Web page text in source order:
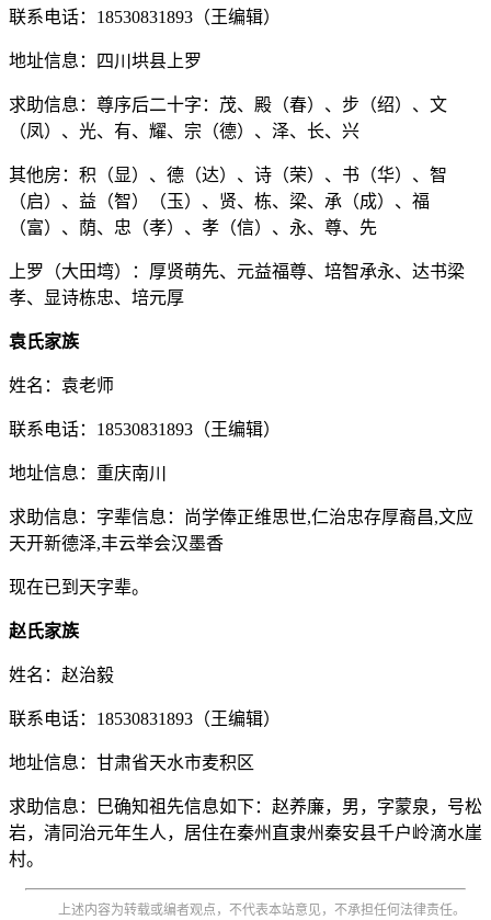
联系电话：18530831893（王编辑）
地址信息：四川垬县上罗
求助信息：尊序后二十字：茂、殿（春）、步（绍）、文
（凤）、光、有、耀、宗（德）、泽、长、兴
其他房：积（显）、德（达）、诗（荣）、书（华）、智
（启）、益（智）（玉）、贤、栋、梁、承（成）、福
（富）、荫、忠（孝）、孝（信）、永、尊、先
上罗（大田塆）：厚贤萌先、元益福尊、培智承永、达书梁
孝、显诗栋忠、培元厚
袁氏家族
姓名：袁老师
联系电话：18530831893（王编辑）
地址信息：重庆南川
求助信息：字辈信息：尚学俸正维思世,仁治忠存厚裔昌,文应
天开新德泽,丰云举会汉墨香
现在已到天字辈。
赵氏家族
姓名：赵治毅
联系电话：18530831893（王编辑）
地址信息：甘肃省天水市麦积区
求助信息：巳确知祖先信息如下：赵养廉，男，字蒙泉，号松
岩，清同治元年生人，居住在秦州直隶州秦安县千户岭滴水崖
村。
上述内容为转载或编者观点，不代表本站意见，不承担任何法律责任。